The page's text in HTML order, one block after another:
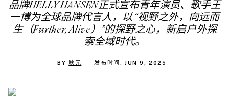
品牌HELLY HANSEN正式宣布青年演员、歌手王
一博为全球品牌代言人，以 “视野之外，向远而
生（Further, Alive）”的探野之心，新启户外探
索全域时代。
BY耿元 发布时间: JUN 9, 2025